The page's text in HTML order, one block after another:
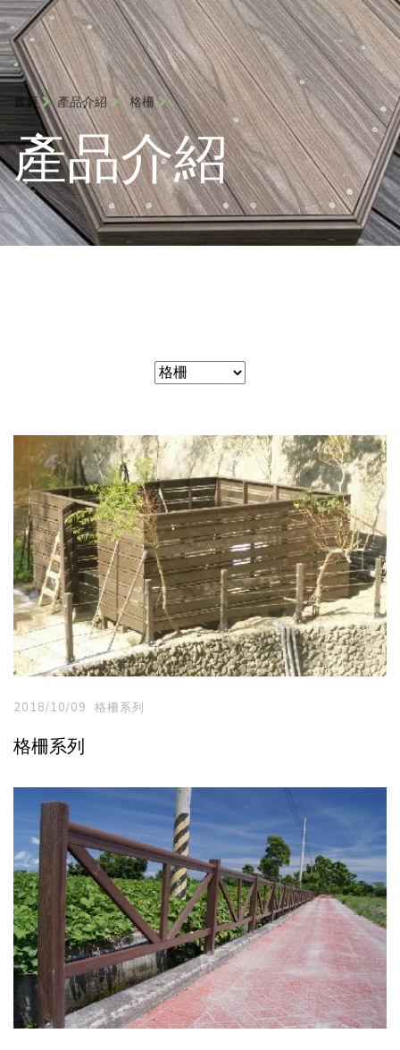
首頁 產品介紹 格柵
產品介紹
2018/10/09 格柵系列
格柵系列